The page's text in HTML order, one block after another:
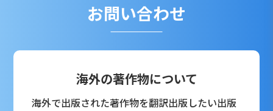
お問い合わせ
海外の著作物について
海外で出版された著作物を翻訳出版したい出版